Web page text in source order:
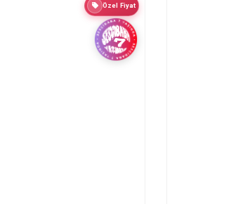
Özel Fiyat